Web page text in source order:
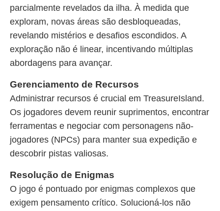
parcialmente revelados da ilha. À medida que
exploram, novas áreas são desbloqueadas,
revelando mistérios e desafios escondidos. A
exploração não é linear, incentivando múltiplas
abordagens para avançar.
Gerenciamento de Recursos
Administrar recursos é crucial em TreasureIsland.
Os jogadores devem reunir suprimentos, encontrar
ferramentas e negociar com personagens não-
jogadores (NPCs) para manter sua expedição e
descobrir pistas valiosas.
Resolução de Enigmas
O jogo é pontuado por enigmas complexos que
exigem pensamento crítico. Solucioná-los não